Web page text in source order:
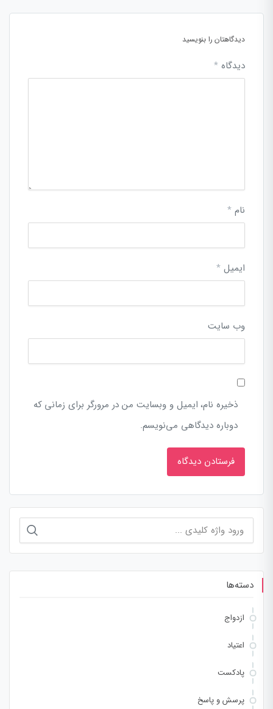
دیدگاهتان را بنویسید
دیدگاه *
نام *
ایمیل *
وب‌ سایت
ذخیره نام، ایمیل و وبسایت من در مرورگر برای زمانی که
دوباره دیدگاهی می‌نویسم.
جستجو
برای:
دسته‌ها
ازدواج
اعتیاد
پادکست
پرسش و پاسخ